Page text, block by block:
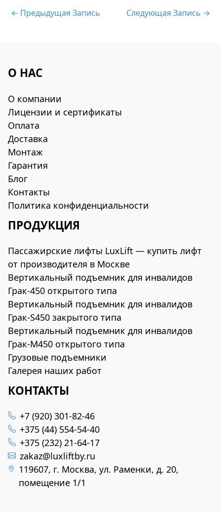
← Предыдущая Запись Следующая Запись →
О НАС
О компании
Лицензии и сертификаты
Оплата
Доставка
Монтаж
Гарантия
Блог
Контакты
Политика конфиденциальности
ПРОДУКЦИЯ
Пассажирские лифты LuxLift — купить лифт
от производителя в Москве
Вертикальный подъемник для инвалидов
Грак-450 открытого типа
Вертикальный подъемник для инвалидов
Грак-S450 закрытого типа
Вертикальный подъемник для инвалидов
Грак-M450 открытого типа
Грузовые подъемники
Галерея наших работ
КОНТАКТЫ
+7 (920) 301-82-46
+375 (44) 554-54-40
+375 (232) 21-64-17
zakaz@luxliftby.ru
119607, г. Москва, ул. Раменки, д. 20,
помещение 1/1